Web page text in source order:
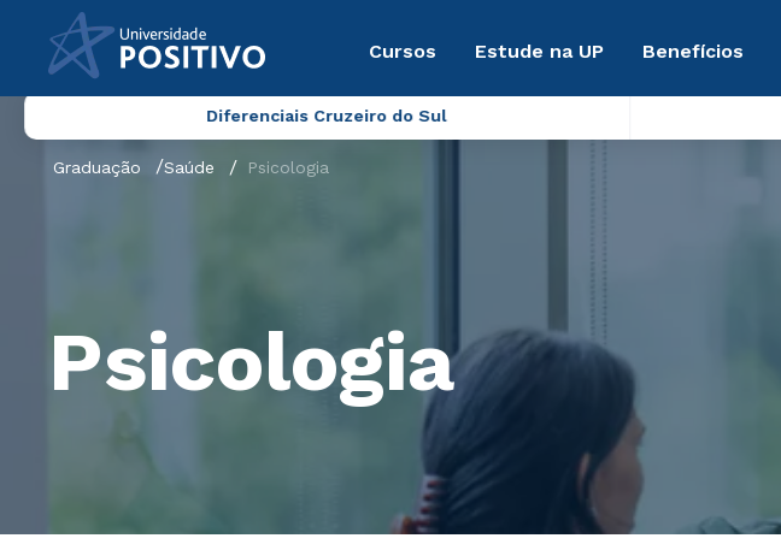
Cursos Estude na UP Benefícios
Diferenciais Cruzeiro do Sul
Graduação Saúde Psicologia
Psicologia